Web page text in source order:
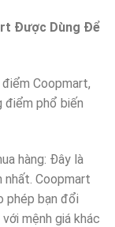
Được Dùng Để
Coopmart,
điểm phổ biến
hàng: Đây là
Coopmart
phép bạn đổi
mệnh giá khác